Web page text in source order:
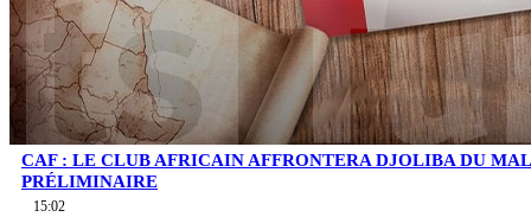
CAF : LE CLUB AFRICAIN AFFRONTERA DJOLIBA DU
PRÉLIMINAIRE
15:02